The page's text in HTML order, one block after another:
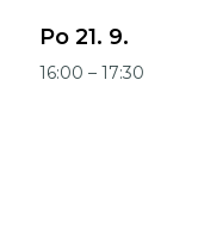
Po 21. 9.
16:00 – 17:30